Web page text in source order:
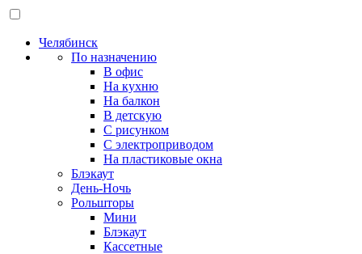
Челябинск
По назначению
В офис
На кухню
На балкон
В детскую
С рисунком
С электроприводом
На пластиковые окна
Блэкаут
День-Ночь
Рольшторы
Мини
Блэкаут
Кассетные